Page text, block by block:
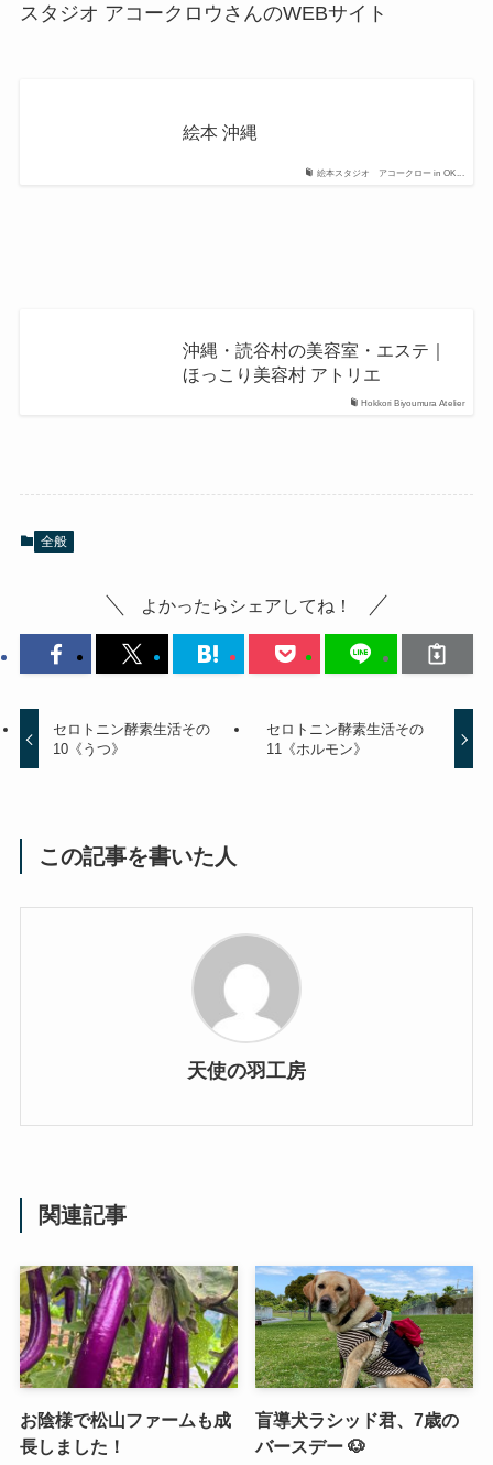
スタジオ アコークロウさんのWEBサイト
絵本スタジオ アコークロー in OK...
絵本 沖縄
Hokkori Biyoumura Atelier
沖縄・読谷村の美容室・エステ｜
ほっこり美容村 アトリエ
全般
よかったらシェアしてね！
セロトニン酵素生活その
10《うつ》
セロトニン酵素生活その
11《ホルモン》
この記事を書いた人
天使の羽工房
関連記事
お陰様で松山ファームも成
長しました！
盲導犬ラシッド君、7歳の
バースデー 🐶